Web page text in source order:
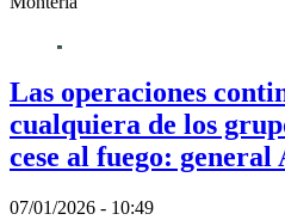
Las operaciones
cualquiera de los
cese al fuego: general
07/01/2026 - 10:49